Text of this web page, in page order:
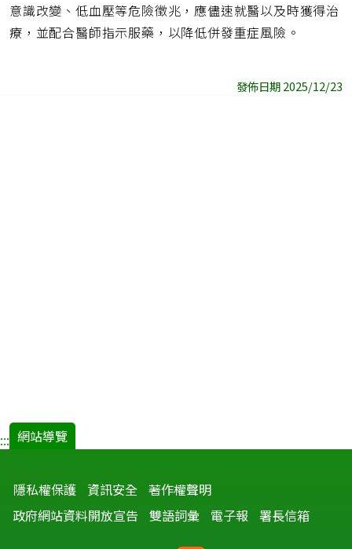
意識改變、低血壓等危險徵兆，應儘速就醫以及時獲得治
療，並配合醫師指示服藥，以降低併發重症風險。
發佈日期 2025/12/23
::: 網站導覽
隱私權保護 資訊安全 著作權聲明
政府網站資料開放宣告
雙語詞彙 電子報 署長信箱